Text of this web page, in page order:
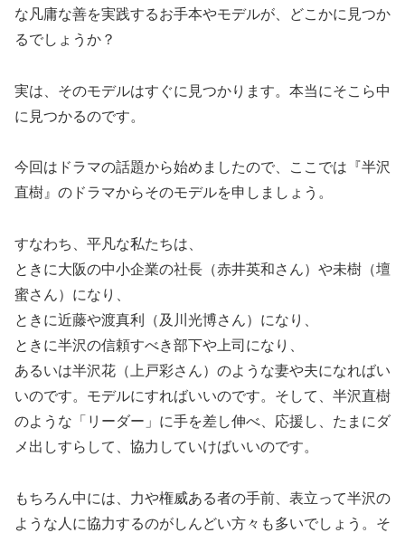
な凡庸な善を実践するお手本やモデルが、どこかに見つか
るでしょうか？
実は、そのモデルはすぐに見つかります。本当にそこら中
に見つかるのです。
今回はドラマの話題から始めましたので、ここでは『半沢
直樹』のドラマからそのモデルを申しましょう。
すなわち、平凡な私たちは、
ときに大阪の中小企業の社長（赤井英和さん）や未樹（壇
蜜さん）になり、
ときに近藤や渡真利（及川光博さん）になり、
ときに半沢の信頼すべき部下や上司になり、
あるいは半沢花（上戸彩さん）のような妻や夫になればい
いのです。モデルにすればいいのです。そして、半沢直樹
のような「リーダー」に手を差し伸べ、応援し、たまにダ
メ出しすらして、協力していけばいいのです。
もちろん中には、力や権威ある者の手前、表立って半沢の
ような人に協力するのがしんどい方々も多いでしょう。そ